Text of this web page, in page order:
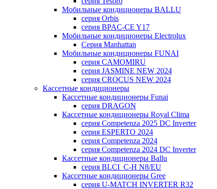
Мобильные кондиционеры BALLU
серия Orbis
серия BPAC-CE Y17
Мобильные кондиционеры Electrolux
Cерия Manhattan
Мобильные кондиционеры FUNAI
серия CAMOMIRU
серия JASMINE NEW 2024
серия CROCUS NEW 2024
Кассетные кондиционеры
Кассетные кондиционеры Funai
серия DRAGON
Кассетные кондиционеры Royal Clima
серия Competenza 2025 DC Inverter
серия ESPERTO 2024
серия Competenza 2024
серия Competenza 2024 DC Inverter
Кассетные кондиционеры Ballu
серия BLCI_C-H N8/EU
Кассетные кондиционеры Gree
серия U-MATCH INVERTER R32